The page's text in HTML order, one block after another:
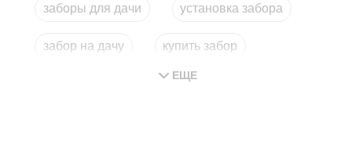
заборы для дачи установка забора
забор на дачу купить забор
установка заборов
ЕЩЕ